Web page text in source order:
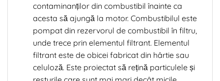
contaminanților din combustibil înainte ca
acesta să ajungă la motor. Combustibilul este
pompat din rezervorul de combustibil în filtru,
unde trece prin elementul filtrant. Elementul
filtrant este de obicei fabricat din hârtie sau
celuloză. Este proiectat să rețină particulele și